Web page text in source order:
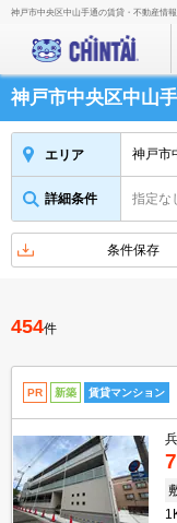
神戸市中央区中山手通の賃貸・不動産情
神戸市中央区中山
エリア 神戸市
詳細条件 指定な
条件保存
454件
PR 新築 賃貸マンション